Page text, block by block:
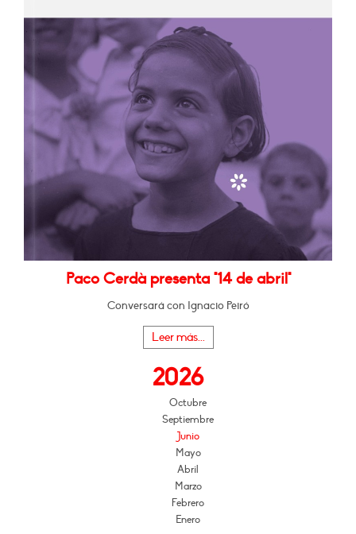
Paco Cerdà presenta "14 de abril"
Conversará con Ignacio Peiró
Leer más...
2026
Octubre
Septiembre
Junio
Mayo
Abril
Marzo
Febrero
Enero